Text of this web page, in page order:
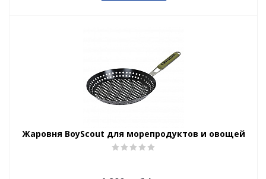
Жаровня BoyScout для морепродуктов и овощей